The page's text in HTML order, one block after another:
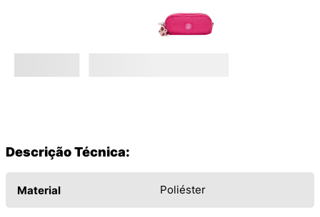
Descrição Técnica:
Material Poliéster